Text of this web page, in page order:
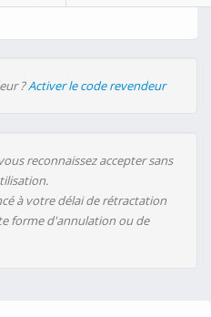
?Activer le code revendeur
reconnaissez accepter sans
à votre délai de rétractation
forme d'annulation ou de